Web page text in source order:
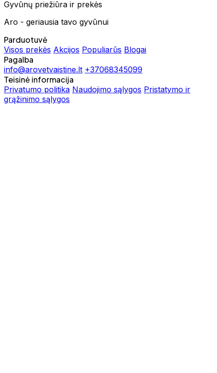
Gyvūnų priežiūra ir prekės
Aro - geriausia tavo gyvūnui
Parduotuvė
Visos prekės Akcijos Populiarūs Blogai
Pagalba
info@arovetvaistine.lt +37068345099
Teisinė informacija
Privatumo politika Naudojimo sąlygos Pristatymo ir
grąžinimo sąlygos